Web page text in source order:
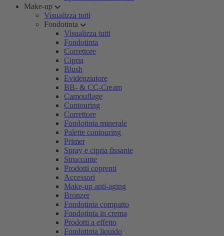
Make-up
Visualizza tutti
Fondotinta
Visualizza tutti
Fondotinta
Correttore
Cipria
Blush
Evidenziatore
BB- & CC-Cream
Camouflage
Contouring
Correttore
Fondotinta minerale
Palette contouring
Primer
Spray e cipria fissante
Struccante
Prodotti coprenti
Accessori
Make-up anti-aging
Bronzer
Fondotinta compatto
Fondotinta in crema
Prodotti a effetto
Fondotinta liquido